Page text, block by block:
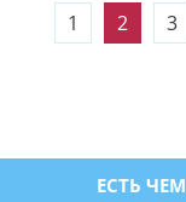
1 2 3
ЕСТЬ